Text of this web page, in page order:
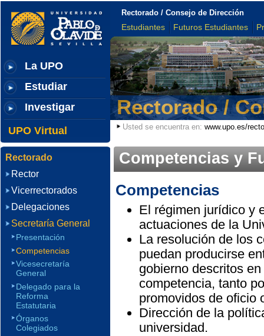
La UPO
Estudiar
Investigar
UPO Virtual
Rectorado / Consejo de Dirección
Estudiantes Futuros Estudiantes
Rectorado /
Usted se encuentra en: www.upo.es/
Competencias y
Competencias
El régimen jurídico y
actuaciones de la
La resolución de los
puedan producirse
gobierno descritos en
competencia, tanto
promovidos de oficio
Dirección de la
universidad.
Rectorado
Rector
Vicerrectorados
Delegaciones
Secretaría General
Presentación
Competencias
Vicesecretaría
General
Delegado para la
Reforma
Estatutaria
Órganos
Colegiados